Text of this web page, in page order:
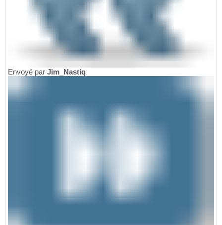
Envoyé par Jim_Nastiq